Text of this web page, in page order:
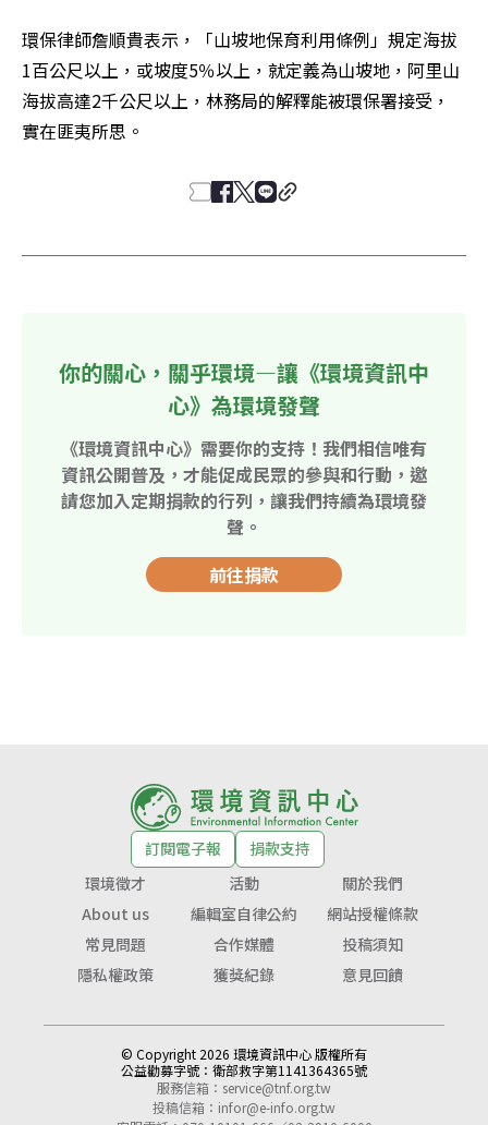
環保律師詹順貴表示，「山坡地保育利用條例」規定海拔
1百公尺以上，或坡度5％以上，就定義為山坡地，阿里山
海拔高達2千公尺以上，林務局的解釋能被環保署接受，
實在匪夷所思。
你的關心，關乎環境—讓《環境資訊中
心》為環境發聲
《環境資訊中心》需要你的支持！我們相信唯有
資訊公開普及，才能促成民眾的參與和行動，邀
請您加入定期捐款的行列，讓我們持續為環境發
聲。
前往捐款
訂閱電子報
捐款支持
環境徵才
活動
關於我們
About us
編輯室自律公約
網站授權條款
常見問題
合作媒體
投稿須知
隱私權政策
獲獎紀錄 意見回饋
© Copyright 2026 環境資訊中心 版權所有
公益勸募字號： 衛部救字第1141364365號
服務信箱： service@tnf.org.tw
投稿信箱： infor@e-info.org.tw